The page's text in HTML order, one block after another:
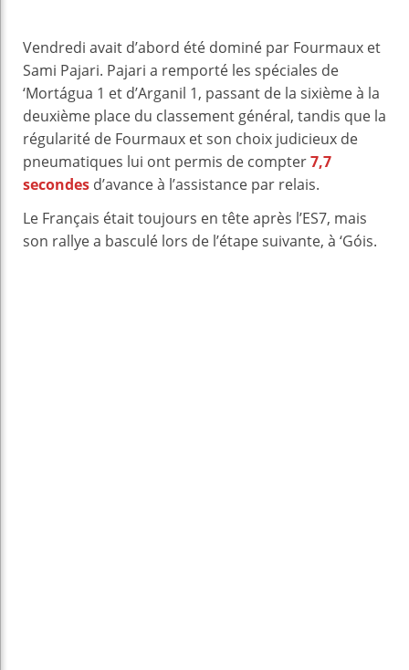
Vendredi avait d’abord été dominé par Fourmaux et
Sami Pajari. Pajari a remporté les spéciales de
‘Mortágua 1 et d’Arganil 1, passant de la sixième à la
deuxième place du classement général, tandis que la
régularité de Fourmaux et son choix judicieux de
pneumatiques lui ont permis de compter7,7
secondes d’avance à l’assistance par relais.
Le Français était toujours en tête après l’ES7, mais
son rallye a basculé lors de l’étape suivante, à ‘Góis.